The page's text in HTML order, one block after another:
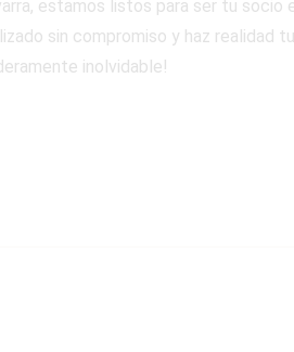
estamos listos para ser tu
sin compromiso y haz realidad
inolvidable!